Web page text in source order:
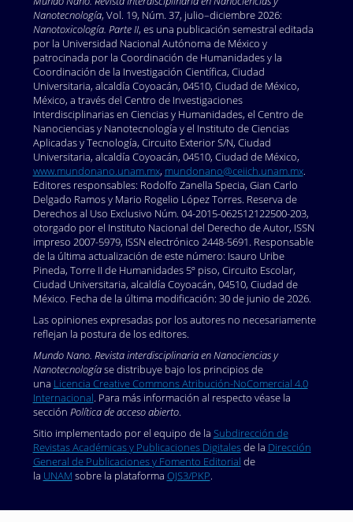
Nanotecnología, Vol. 19, Núm. 37, julio–diciembre 2026:
Nanotoxicología. Parte II, es una publicación semestral editada
por la Universidad Nacional Autónoma de México y
patrocinada por la Coordinación de Humanidades y la
Coordinación de la Investigación Científica, Ciudad
Universitaria, alcaldía Coyoacán, 04510, Ciudad de México,
México, a través del Centro de Investigaciones
Interdisciplinarias en Ciencias y Humanidades, el Centro de
Nanociencias y Nanotecnología y el Instituto de Ciencias
Aplicadas y Tecnología, Circuito Exterior S/N, Ciudad
Universitaria, alcaldía Coyoacán, 04510, Ciudad de México,
www.mundonano.unam.mx, mundonano@ceiich.unam.mx.
Editores responsables: Rodolfo Zanella Specia, Gian Carlo
Delgado Ramos y Mario Rogelio López Torres. Reserva de
Derechos al Uso Exclusivo Núm. 04-2015-062512122500-203,
otorgado por el Instituto Nacional del Derecho de Autor, ISSN
impreso 2007-5979, ISSN electrónico 2448-5691. Responsable
de la última actualización de este número: Isauro Uribe
Pineda, Torre II de Humanidades 5º piso, Circuito Escolar,
Ciudad Universitaria, alcaldía Coyoacán, 04510, Ciudad de
México. Fecha de la última modificación: 30 de junio de 2026.
Las opiniones expresadas por los autores no necesariamente
reflejan la postura de los editores.
Mundo Nano. Revista interdisciplinaria en Nanociencias y
Nanotecnologíase distribuye bajo los principios de
una Licencia Creative Commons Atribución-NoComercial 4.0
Internacional. Para más información al respecto véase la
sección Política de acceso abierto.
Sitio implementado por el equipo de la Subdirección de
Revistas Académicas y Publicaciones Digitalesde la Dirección
General de Publicaciones y Fomento Editorial de
la UNAM sobre la plataforma OJS3/PKP.